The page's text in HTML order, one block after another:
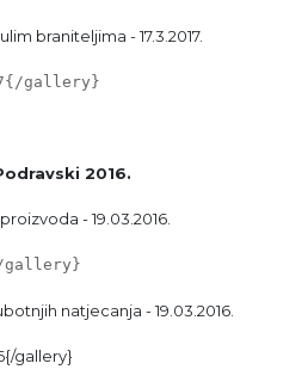
braniteljima - 17.3.2017.
gallery}
2016.
- 19.03.2016.
gallery}
natjecanja - 19.03.2016.
gallery}